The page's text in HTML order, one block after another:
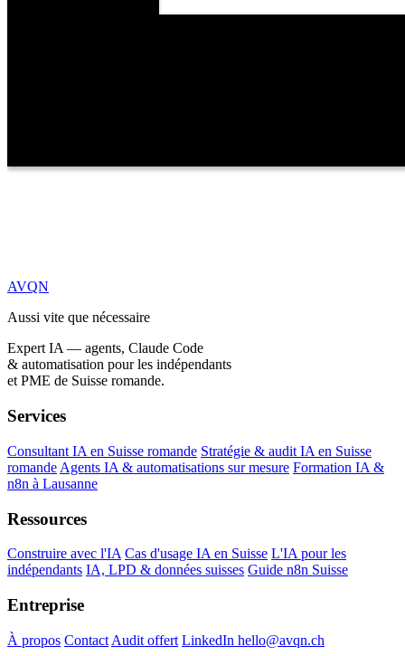
AVQN
Aussi vite que nécessaire
Expert IA — agents, Claude Code
& automatisation pour les indépendants
et PME de Suisse romande.
Services
Consultant IA en Suisse romande Stratégie & audit IA en Suisse
romande Agents IA & automatisations sur mesure Formation IA &
n8n à Lausanne
Ressources
Construire avec l'IA Cas d'usage IA en Suisse L'IA pour les
indépendants IA, LPD & données suisses Guide n8n Suisse
Entreprise
À propos Contact Audit offert LinkedIn hello@avqn.ch